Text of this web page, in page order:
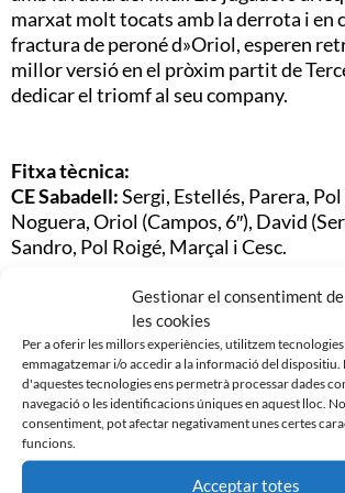
Gestionar el consentiment de
les cookies
Per a oferir les millors experiències, utilitzem
emmagatzemar i/o accedir a la informació del
d'aquestes tecnologies ens permetrà processar dades
navegació o les identificacions úniques en aquest lloc.
consentiment, pot afectar negativament unes certes
funcions.
Acceptar totes
marxat molt tocats amb la derrota i en
fractura de peroné d»Oriol, esperen
millor versió en el pròxim partit de
dedicar el triomf al seu company.
Fitxa tècnica:
CE Sabadell:Sergi, Estellés, Parera,
Noguera, Oriol (Campos, 6″), David
Sandro, Pol Roigé, Marçal i Cesc.
FC Martinenc:Carulla, Pitu, Diego,
Aleix, Serrano (Juanlu, 89″), Céspedes,
90″), Velillas i Éric (Sergio, 60″).
Gols:0-1 (5″): Elhadji. 1-1 (12″): Cesc.
2-2 (50″): Sandro. 2-3 (73″): Elhadji.2-4
Pepín Valls, 300 espectadors